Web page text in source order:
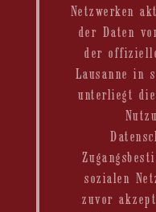
Netzwerken
der Daten
der
Lausanne in
unterliegt
sozialen
zuvor